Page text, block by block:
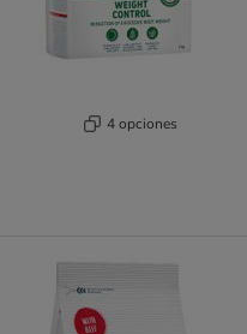
4 opciones